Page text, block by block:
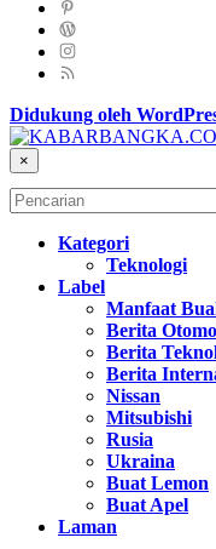
Didukung oleh
×
Kategori
Teknologi
Label
Manfaat
Berita
Berita
Berita
Nissan
Mitsubishi
Rusia
Ukraina
Buat Lemon
Buat Apel
Laman